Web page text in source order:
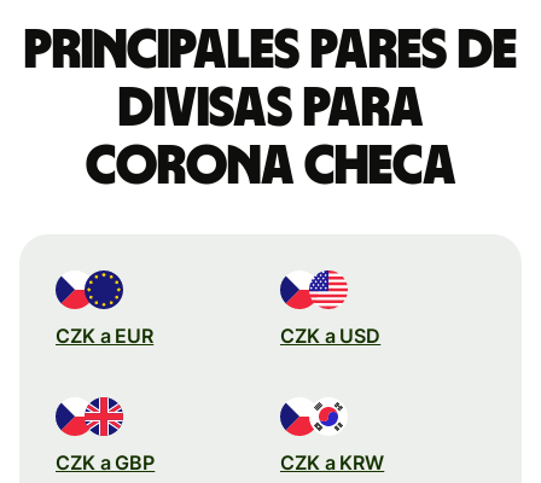
Principales pares de
divisas para
corona checa
CZK a EUR CZK a USD
CZK a GBP CZK a KRW